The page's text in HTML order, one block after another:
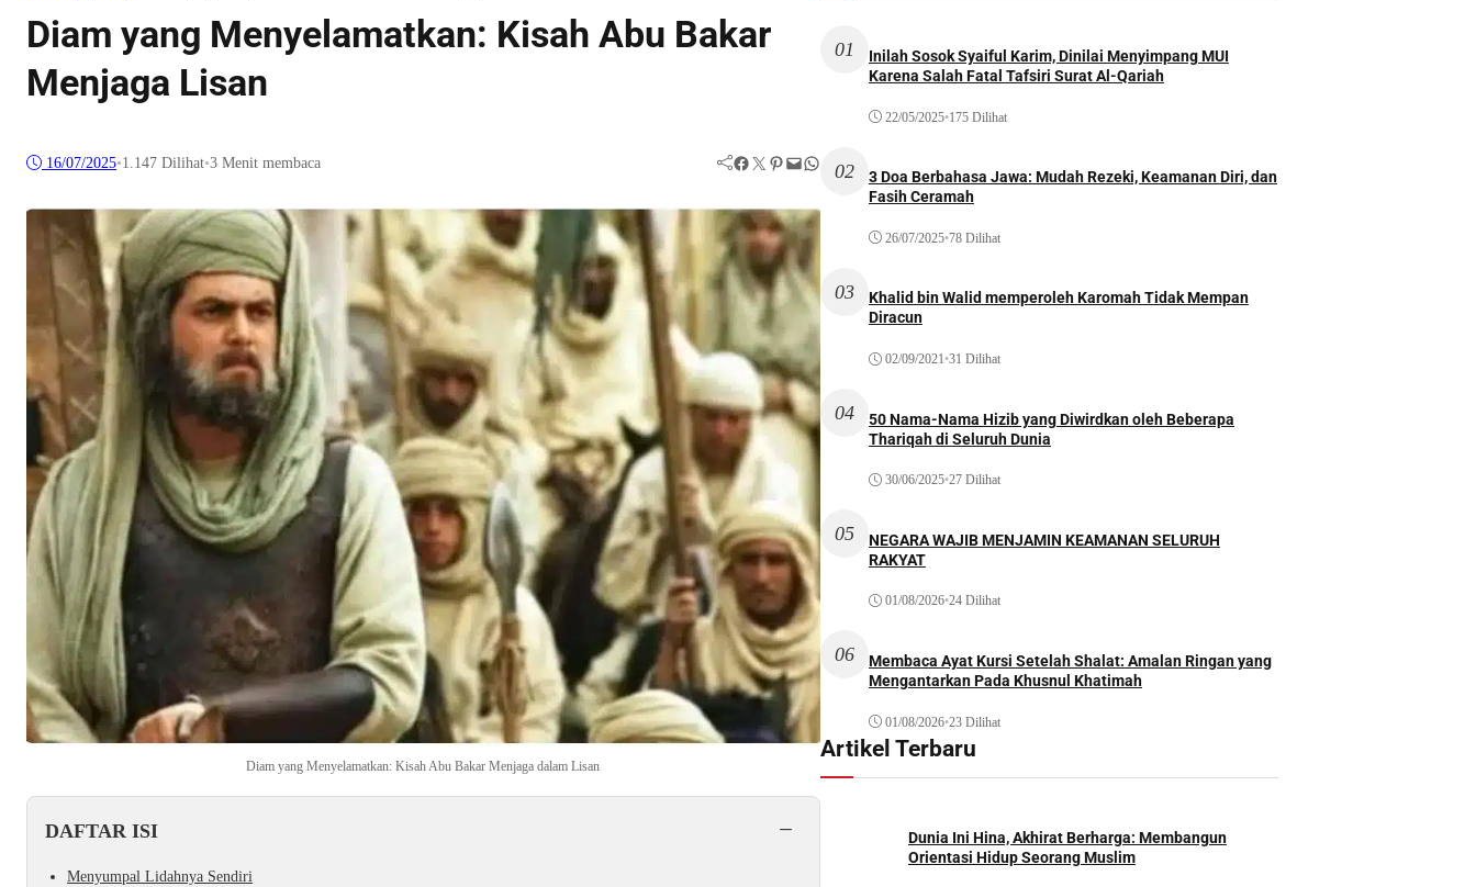
Diam yang Menyelamatkan: Kisah Abu Bakar
Menjaga Lisan
16/07/2025•1.147 Dilihat•3 Menit membaca Facebook Twitter Pinterest Mail WhatsApp
Diam yang Menyelamatkan: Kisah Abu Bakar Menjaga dalam Lisan
DAFTAR ISI −
Menyumpal Lidahnya Sendiri
01
Inilah Sosok Syaiful Karim, Dinilai Menyimpang MUI
Karena Salah Fatal Tafsiri Surat Al-Qariah
22/05/2025•175 Dilihat
02
3 Doa Berbahasa Jawa: Mudah Rezeki, Keamanan Diri, dan
Fasih Ceramah
26/07/2025•78 Dilihat
03
Khalid bin Walid memperoleh Karomah Tidak Mempan
Diracun
02/09/2021•31 Dilihat
04
50 Nama-Nama Hizib yang Diwirdkan oleh Beberapa
Thariqah di Seluruh Dunia
30/06/2025•27 Dilihat
05
NEGARA WAJIB MENJAMIN KEAMANAN SELURUH
RAKYAT
01/08/2026•24 Dilihat
06
Membaca Ayat Kursi Setelah Shalat: Amalan Ringan yang
Mengantarkan Pada Khusnul Khatimah
01/08/2026•23 Dilihat
Artikel Terbaru
Dunia Ini Hina, Akhirat Berharga: Membangun
Orientasi Hidup Seorang Muslim